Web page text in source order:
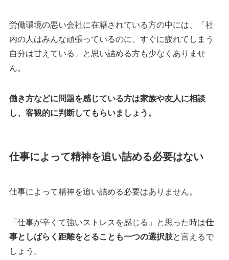
労働環境の悪い会社に在籍されている方の中には、「社
内の人はみんな頑張っているのに、すぐに疲れてしまう
自分は甘えている」と思い詰める方も少なくありませ
ん。
働き方などに問題を感じている方は家族や友人に相談
し、客観的に判断してもらいましょう。
仕事によって精神を追い詰める必要はない
仕事によって精神を追い詰める必要はありません。
「仕事が辛くて強いストレスを感じる」と思った時は仕
事としばらく距離をとることも一つの選択肢と言えるで
しょう。